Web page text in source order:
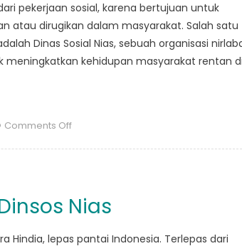
for
Social
Development
pekerjaan sosial, karena bertujuan untuk
atau dirugikan dalam masyarakat. Salah satu
Dinas Sosial Nias, sebuah organisasi
meningkatkan kehidupan masyarakat rentan
Comments Offon
Dinas
Nias
Nias
Hindia, lepas pantai Indonesia. Terlepas dari